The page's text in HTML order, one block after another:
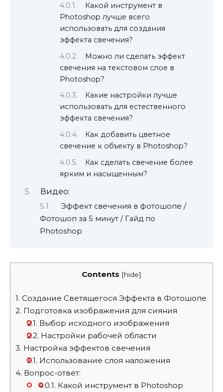
Какой инструмент в
Photoshop лучше всего
использовать для создания
эффекта свечения?
Можно ли сделать эффект
свечения на текстовом слое в
Photoshop?
Какие настройки лучше
использовать для естественного
эффекта свечения?
Как добавить цветное
свечение к объекту в Photoshop?
Как сделать свечение более
ярким и насыщенным?
Видео:
Эффект свечения в фотошопе /
Фотошоп за 5 минут / Гайд по
Photoshop
Contents [hide]
1. Создание Светящегося Эффекта в Фотошопе
2. Подготовка изображения для сияния
2.1. Выбор исходного изображения
2.2. Настройки рабочей области
3. Настройка эффектов свечения
3.1. Использование слоя наложения
4. Вопрос-ответ:
4.0.1. Какой инструмент в Photoshop